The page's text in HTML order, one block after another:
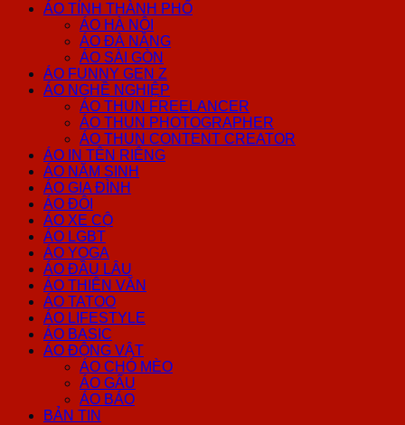
ÁO TỈNH THÀNH PHỐ
ÁO HÀ NỘI
ÁO ĐÀ NẴNG
ÁO SÀI GÒN
ÁO FUNNY GEN Z
ÁO NGHỀ NGHIỆP
ÁO THUN FREELANCER
ÁO THUN PHOTOGRAPHER
ÁO THUN CONTENT CREATOR
ÁO IN TÊN RIÊNG
ÁO NĂM SINH
ÁO GIA ĐÌNH
ÁO ĐÔI
ÁO XE CỘ
ÁO LGBT
ÁO YOGA
ÁO ĐẦU LÂU
ÁO THIÊN VĂN
ÁO TATOO
ÁO LIFESTYLE
ÁO BASIC
ÁO ĐỘNG VẬT
ÁO CHÓ MÈO
ÁO GẤU
ÁO BÁO
BẢN TIN